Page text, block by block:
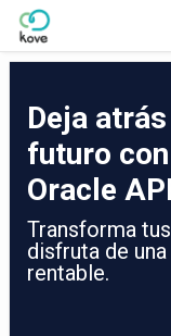
Skip to Main Content
Deja
futuro con
Oracle
Transforma
disfruta de
rentable.